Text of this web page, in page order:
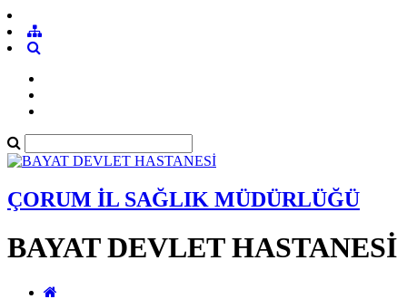
ÇORUM İL SAĞLIK MÜDÜRLÜĞÜ
BAYAT DEVLET HASTANESİ